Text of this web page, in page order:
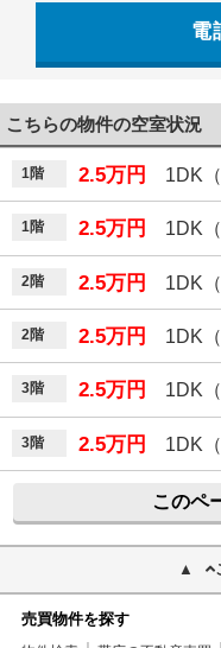
電
こちらの物件の空室状況
1階 2.5万円 1DK（
1階 2.5万円 1DK（
2階 2.5万円 1DK（
2階 2.5万円 1DK（
3階 2.5万円 1DK（
3階 2.5万円 1DK（
このペ
売買物件を探す